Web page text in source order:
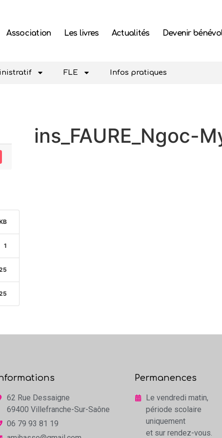
Association Les livres Actualités Devenir
FLE Infos pratiques
1
ins_FAURE_Ngoc-
62 Rue Dessaigne
69400 Villefranche-Sur-Saône
06 79 93 81 19
Permanences
Le vendredi matin,
période scolaire
uniquement
et sur rendez-vous.